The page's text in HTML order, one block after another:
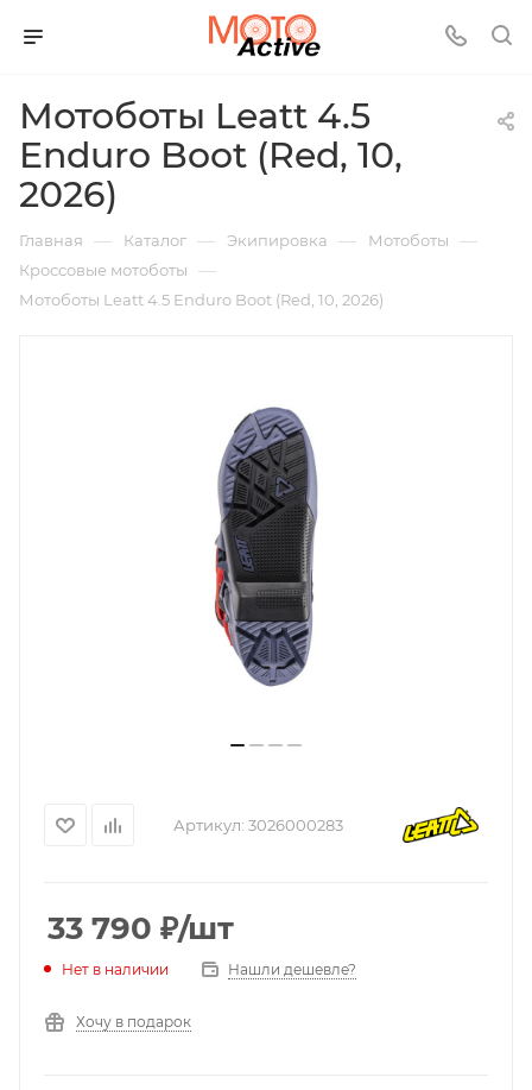
Мотоботы Leatt 4.5
Enduro Boot (Red, 10,
2026)
Главная — Каталог — Экипировка — Мотоботы —
Кроссовые мотоботы —
Мотоботы Leatt 4.5 Enduro Boot (Red, 10, 2026)
Артикул: 3026000283
33 790 ₽/шт
Нет в наличии Нашли дешевле?
Хочу в подарок